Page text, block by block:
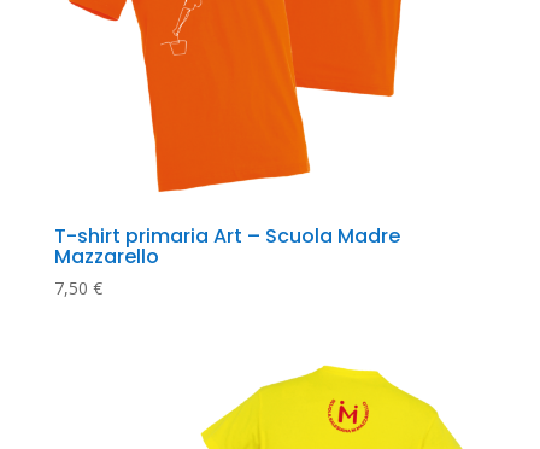
T-shirt primaria Art – Scuola Madre
Mazzarello
7,50 €